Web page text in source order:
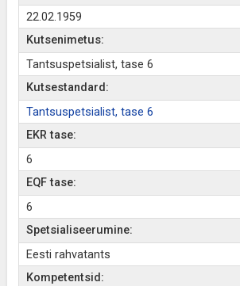
22.02.1959
Kutsenimetus:
Tantsuspetsialist, tase 6
Kutsestandard:
Tantsuspetsialist, tase 6
EKR tase:
6
EQF tase:
6
Spetsialiseerumine:
Eesti rahvatants
Kompetentsid: